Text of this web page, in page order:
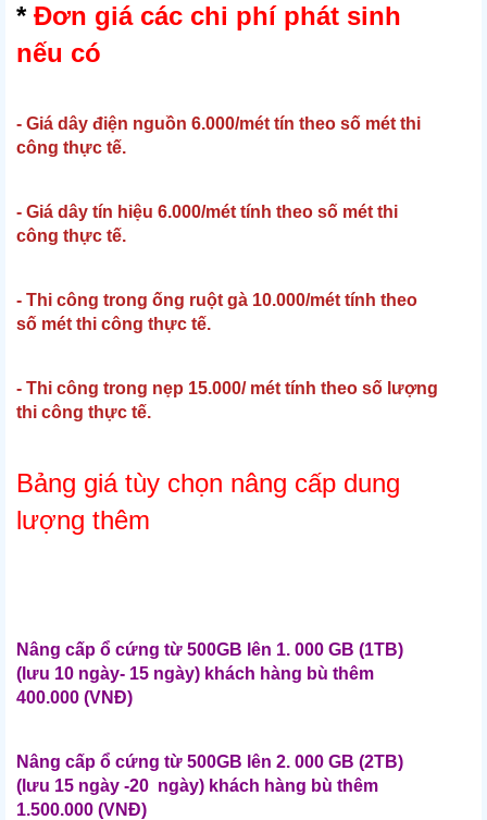
* Đơn giá các chi phí phát sinh
nếu có
- Giá dây điện nguồn 6.000/mét tín theo số mét thi
công thực tế.
- Giá dây tín hiệu 6.000/mét tính theo số mét thi
công thực tế.
- Thi công trong ống ruột gà 10.000/mét tính theo
số mét thi công thực tế.
- Thi công trong nẹp 15.000/ mét tính theo số lượng
thi công thực tế.
Bảng giá tùy chọn nâng cấp dung
lượng thêm
Nâng cấp ổ cứng từ 500GB lên 1. 000 GB (1TB)
(lưu 10 ngày- 15 ngày) khách hàng bù thêm
400.000 (VNĐ)
Nâng cấp ổ cứng từ 500GB lên 2. 000 GB (2TB)
(lưu 15 ngày -20 ngày) khách hàng bù thêm
1.500.000 (VNĐ)